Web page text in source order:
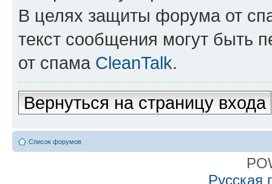
В целях защиты форума от
текст сообщения могут быть
от спама CleanTalk.
Вернуться на страницу входа
Список форумов
Русская